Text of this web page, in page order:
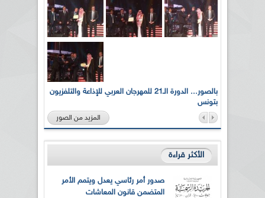
بالصور... الدورة الـ21 للمهرجان العربي للإذاعة والتلفزيون
بتونس
المزيد من الصور
الأكثر قراءة
صدور أمر رئاسي يعدل ويتمم الأمر
المتضمن قانون المعاشات